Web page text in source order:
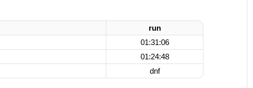
run
01:31:06
01:24:48
dnf